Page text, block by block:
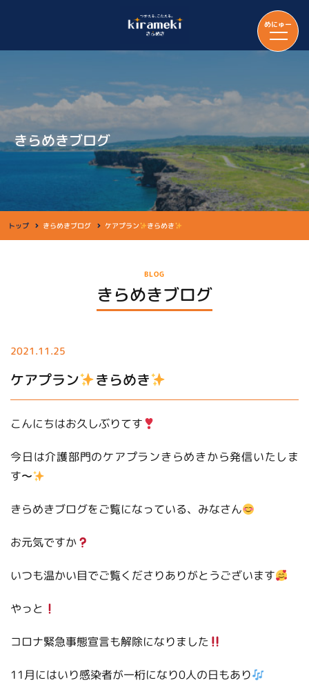
めにゅー
きらめきブログ
トップ きらめきブログ ケアプラン きらめき
BLOG
きらめきブログ
2021.11.25
ケアプラン きらめき
こんにちはお久しぶりてす
今日は介護部門のケアプランきらめきから発信いたしま
す〜
きらめきブログをご覧になっている、みなさん
お元気ですか
いつも温かい目でご覧くださりありがとうございます
やっと
コロナ緊急事態宣言も解除になりました
11月にはいり感染者が一桁になり0人の日もあり